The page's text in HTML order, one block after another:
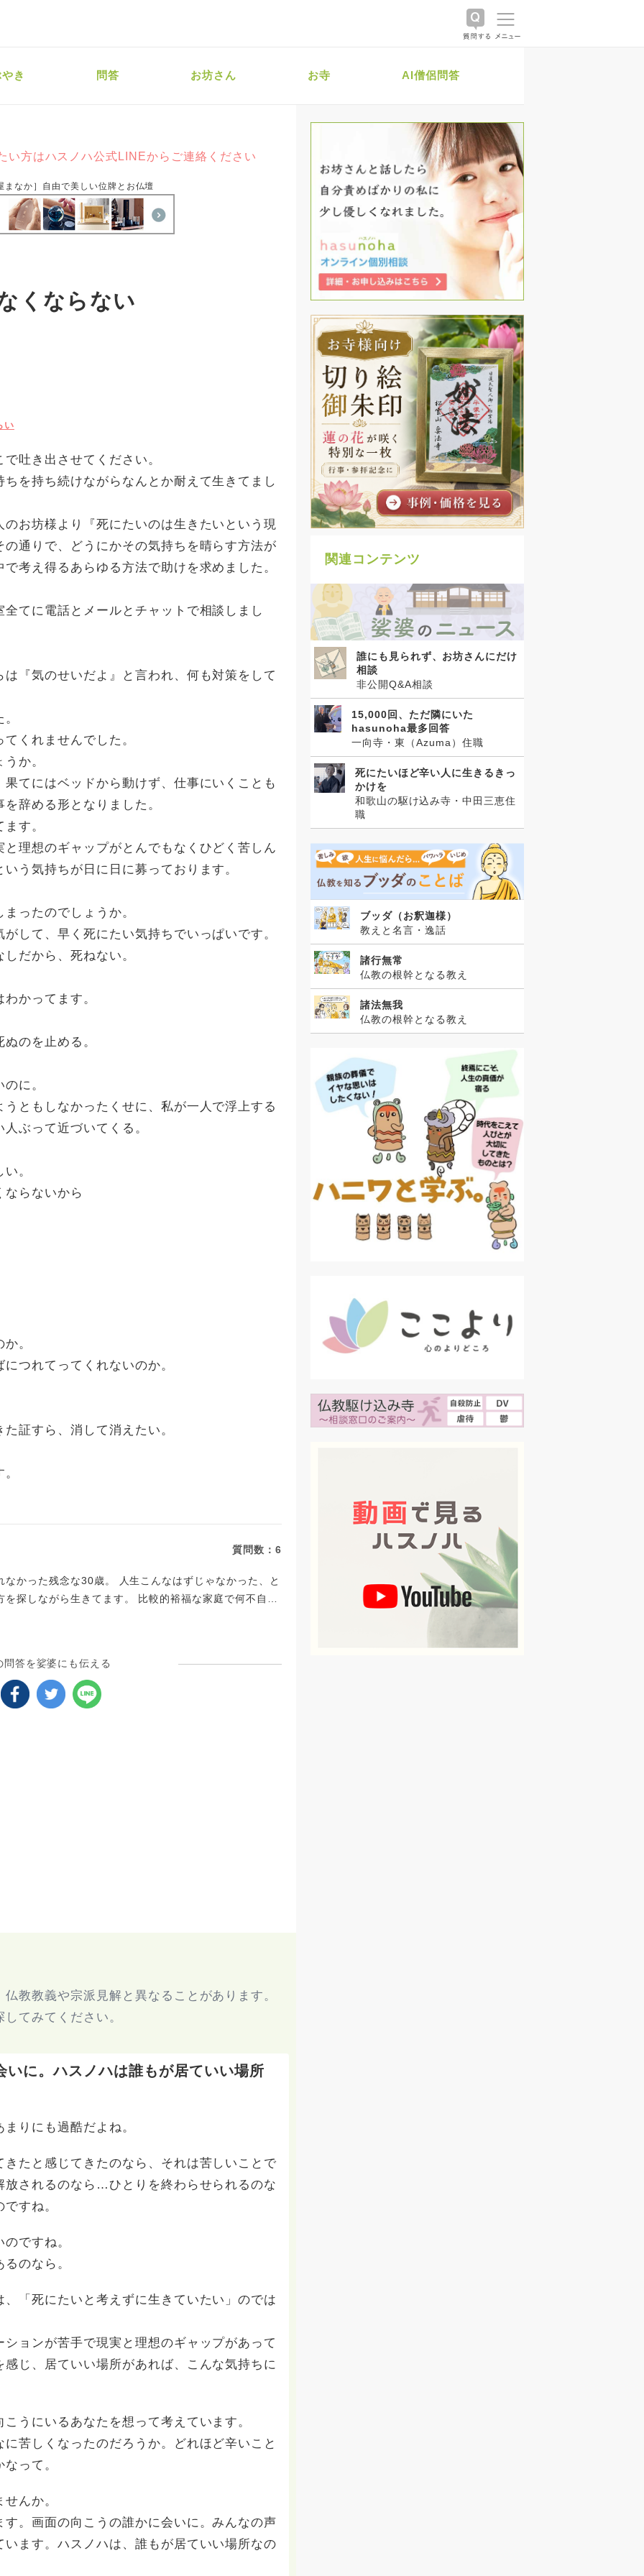
き 問答 お坊さん お寺 AI僧侶問答
い方はハスノハ公式LINEからご連絡ください
まなか］自由で美しい位牌とお仏壇
くならない
い
吐き出させてください。
を持ち続けながらなんとか耐えて生きてまし
お坊様より『死にたいのは生きたいという現
通りで、どうにかその気持ちを晴らす方法が
考え得るあらゆる方法で助けを求めました。
てに電話とメールとチャットで相談しまし
『気のせいだよ』と言われ、何も対策をして
くれませんでした。
か。
てにはベッドから動けず、仕事にいくことも
辞める形となりました。
す。
理想のギャップがとんでもなくひどく苦しん
う気持ちが日に日に募っております。
ったのでしょうか。
して、早く死にたい気持ちでいっぱいです。
だから、死ねない。
かってます。
のを止める。
に。
ともしなかったくせに、私が一人で浮上する
ぶって近づいてくる。
。
ならないから
。
つれてってくれないのか。
証すら、消して消えたい。
質問数：6
なかった残念な30歳。 人生こんなはずじゃなかった、と
探しながら生きてます。 比較的裕福な家庭で何不自由
問答を娑婆にも伝える
教教義や宗派見解と異なることがあります。
てみてください。
いに。ハスノハは誰もが居ていい場所
りにも過酷だよね。
たと感じてきたのなら、それは苦しいことで
放されるのなら…ひとりを終わらせられるのな
すね。
ですね。
のなら。
「死にたいと考えずに生きていたい」のでは
ョンが苦手で現実と理想のギャップがあって
じ、居ていい場所があれば、こんな気持ちに
うにいるあなたを想って考えています。
苦しくなったのだろうか。どれほど辛いこと
って。
んか。
。画面の向こうの誰かに会いに。みんなの声
ます。ハスノハは、誰もが居ていい場所なの
関連コンテンツ
誰にも見られず、お坊さんにだけ
相談
非公開Q&A相談
15,000回、ただ隣にいた
hasunoha最多回答
一向寺・東（Azuma）住職
死にたいほど辛い人に生きるきっ
かけを
和歌山の駆け込み寺・中田三恵住
職
ブッダ（お釈迦様）
教えと名言・逸話
諸行無常
仏教の根幹となる教え
諸法無我
仏教の根幹となる教え